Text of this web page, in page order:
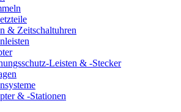
& Zeitschaltuhren
Leisten & -Stecker
& -Stationen